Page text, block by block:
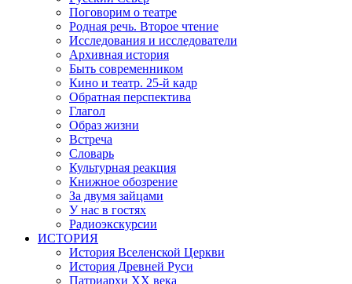
Поговорим о театре
Родная речь. Второе чтение
Исследования и исследователи
Архивная история
Быть современником
Кино и театр. 25-й кадр
Обратная перспектива
Глагол
Образ жизни
Встреча
Словарь
Культурная реакция
Книжное обозрение
За двумя зайцами
У нас в гостях
Радиоэкскурсии
ИСТОРИЯ
История Вселенской Церкви
История Древней Руси
Патриархи XX века